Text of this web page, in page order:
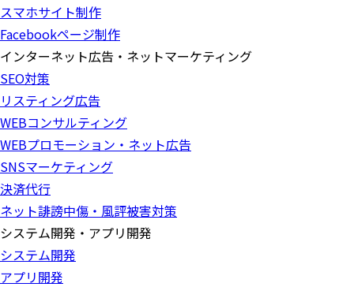
スマホサイト制作
Facebookページ制作
インターネット広告・ネットマーケティング
SEO対策
リスティング広告
WEBコンサルティング
WEBプロモーション・ネット広告
SNSマーケティング
決済代行
ネット誹謗中傷・風評被害対策
システム開発・アプリ開発
システム開発
アプリ開発